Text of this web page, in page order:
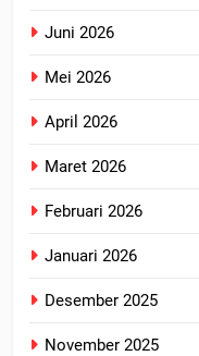
Juni 2026
Mei 2026
April 2026
Maret 2026
Februari 2026
Januari 2026
Desember 2025
November 2025